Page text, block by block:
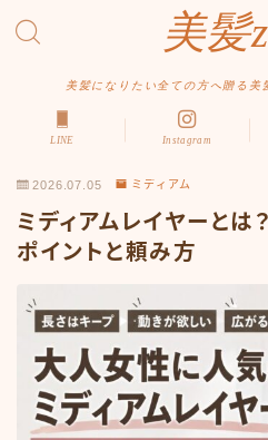
美髪
美髪になりたい全ての方へ贈る美
MENU
HOME
初めての方へ
メニュー・料金
アクセス・サロン情報
ご予約
お問い合わせ
スタイルから探す
LINE Instagram
2026.07.05 ミディアム
ミディアムレイヤーとは
ポイントと頼み方